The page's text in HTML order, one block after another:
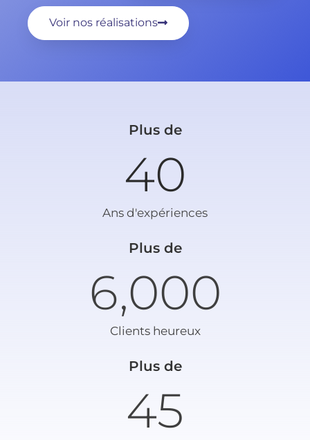
Voir nos réalisations
Plus de
Ans d'expériences
40
Plus de
Clients heureux
6,000
Plus de
45